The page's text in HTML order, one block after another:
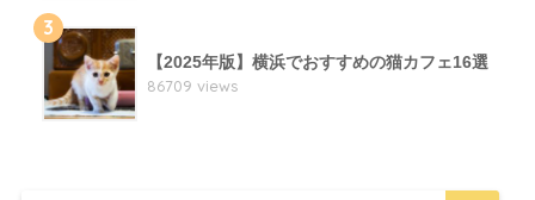
3
【2025年版】横浜でおすすめの猫カフェ16選
86709 views